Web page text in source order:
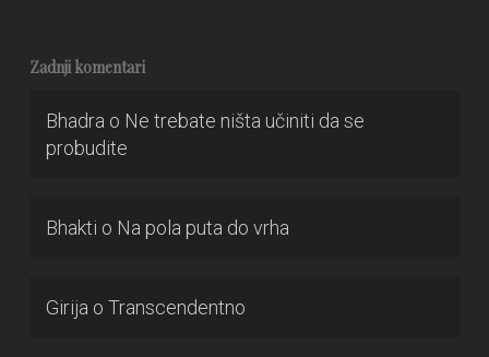
Zadnji komentari
Bhadra o Ne trebate ništa učiniti da se
probudite
Bhakti o Na pola puta do vrha
Girija o Transcendentno